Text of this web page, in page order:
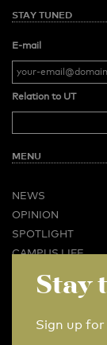
STAY TUNED
E-mail
Relation to UT
MENU
NEWS
OPINION
SPOTLIGHT
CAMPUS LIFE
BUSINESS &
Stay
Sign up